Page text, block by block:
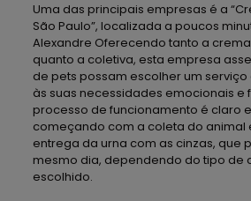
Uma das principais empresas é a
São Paulo”, localizada a poucos
Alexandre Oferecendo tanto a
quanto a coletiva, esta empresa
de pets possam escolher um
às suas necessidades emocionais e
processo de funcionamento é claro
começando com a coleta do animal
entrega da urna com as cinzas, que
mesmo dia, dependendo do tipo de
escolhido.